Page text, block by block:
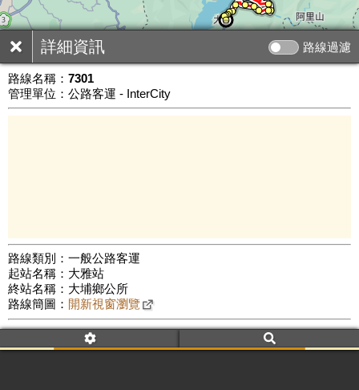
詳細資訊 路線過濾
路線名稱： 7301
管理單位：公路客運 - InterCity
路線類別：一般公路客運
起站名稱：大雅站
終站名稱：大埔鄉公所
路線簡圖： 開新視窗瀏覽
附屬名稱：7301
車頭描述：嘉義
大埔
公車數量: 累計8379、上線7119